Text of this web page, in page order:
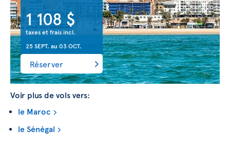
1 108 $
taxes et frais incl.
25 SEPT. au 03 OCT.
Réserver
Voir plus de vols vers:
le Maroc
le Sénégal